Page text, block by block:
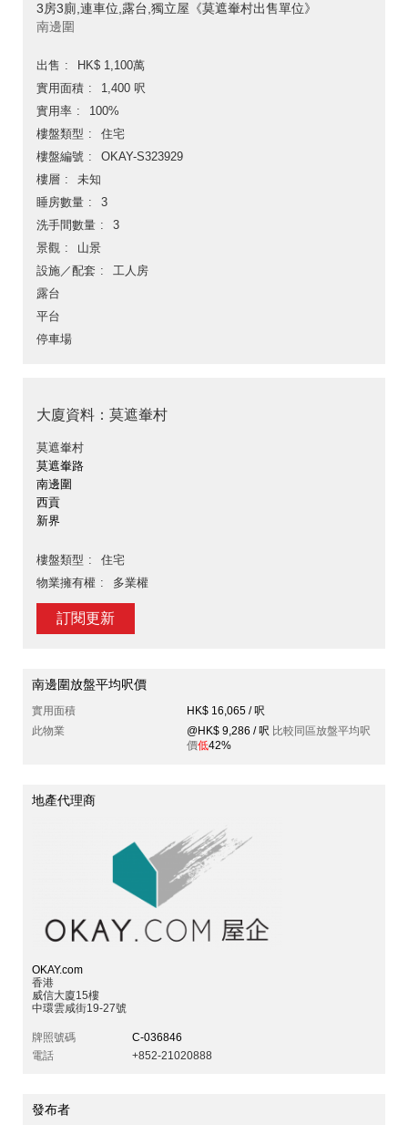
3房3廁,連車位,露台,獨立屋《莫遮輋村出售單位》
南邊圍
出售
HK$ 1,100萬
實用面積
1,400 呎
實用率
100%
樓盤類型
住宅
樓盤編號
OKAY-S323929
樓層
未知
睡房數量
3
洗手間數量
3
景觀
山景
設施／配套
工人房
露台
平台
停車場
大廈資料：莫遮輋村
莫遮輋村
莫遮輋路
南邊圍
西貢
新界
樓盤類型
住宅
物業擁有權
多業權
訂閱更新
南邊圍放盤平均呎價
實用面積
HK$ 16,065 / 呎
此物業
@HK$ 9,286 / 呎 比較同區放盤平均呎
價低42%
地產代理商
OKAY.com
香港
威信大廈15樓
中環雲咸街19-27號
牌照號碼
C-036846
電話
+852-21020888
發布者